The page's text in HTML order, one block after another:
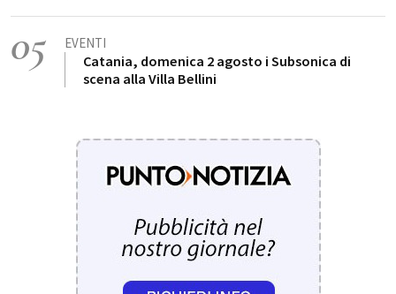
05 EVENTI
Catania, domenica 2 agosto i Subsonica di
scena alla Villa Bellini